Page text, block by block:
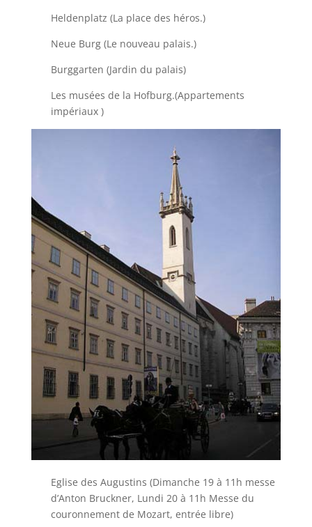
Heldenplatz (La place des héros.)
Neue Burg (Le nouveau palais.)
Burggarten (Jardin du palais)
Les musées de la Hofburg.(Appartements
impériaux )
Eglise des Augustins (Dimanche 19 à 11h messe
d’Anton Bruckner, Lundi 20 à 11h Messe du
couronnement de Mozart, entrée libre)